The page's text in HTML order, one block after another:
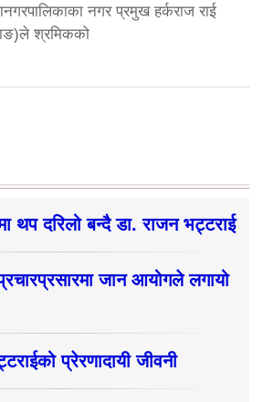
नगर प्रमुख हर्कराज राई
श्रमिकको
थप दरिलो बन्दै डा. राजन भट्टराई
जान आयोगले लगायो
प्रेरणादायी जीवनी